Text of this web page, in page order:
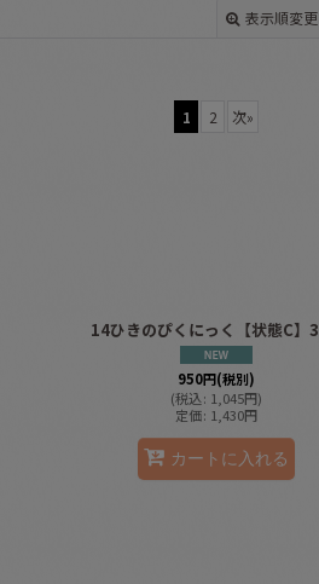
表示順変更
1 2 次»
14ひきのぴくにっく【状態C
950円(税別)
(税込: 1,045円)
定価: 1,430円
カートに入れる